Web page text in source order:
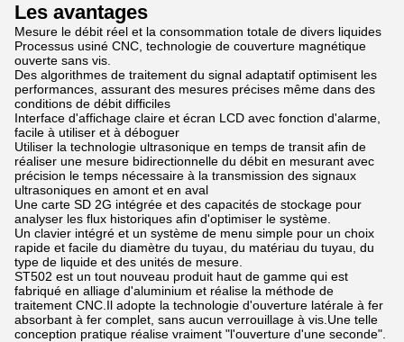
Les avantages
Mesure le débit réel et la consommation totale de divers liquides
Processus usiné CNC, technologie de couverture magnétique
ouverte sans vis.
Des algorithmes de traitement du signal adaptatif optimisent les
performances, assurant des mesures précises même dans des
conditions de débit difficiles
Interface d'affichage claire et écran LCD avec fonction d'alarme,
facile à utiliser et à déboguer
Utiliser la technologie ultrasonique en temps de transit afin de
réaliser une mesure bidirectionnelle du débit en mesurant avec
précision le temps nécessaire à la transmission des signaux
ultrasoniques en amont et en aval
Une carte SD 2G intégrée et des capacités de stockage pour
analyser les flux historiques afin d'optimiser le système.
Un clavier intégré et un système de menu simple pour un choix
rapide et facile du diamètre du tuyau, du matériau du tuyau, du
type de liquide et des unités de mesure.
ST502 est un tout nouveau produit haut de gamme qui est
fabriqué en alliage d'aluminium et réalise la méthode de
traitement CNC.Il adopte la technologie d'ouverture latérale à fer
absorbant à fer complet, sans aucun verrouillage à vis.Une telle
conception pratique réalise vraiment "l'ouverture d'une seconde".